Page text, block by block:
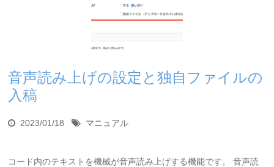
音声読み上げの設定と独自ファイルの
入稿
2023/01/18 マニュアル
コード内のテキストを機械が音声読み上げする機能です。 音声読